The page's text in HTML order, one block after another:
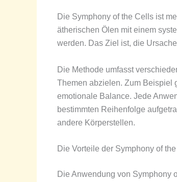
Die Symphony of the Cells ist
ätherischen Ölen mit einem
werden. Das Ziel ist, die
Die Methode umfasst
Themen abzielen. Zum Beispiel
emotionale Balance. Jede
bestimmten Reihenfolge
andere Körperstellen.
Die Vorteile der Symphony of
Die Anwendung von Symphony